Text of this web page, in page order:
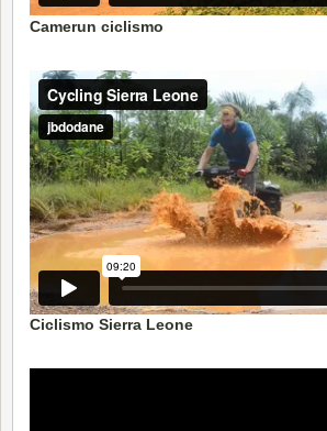
Camerun ciclismo
Ciclismo Sierra Leone